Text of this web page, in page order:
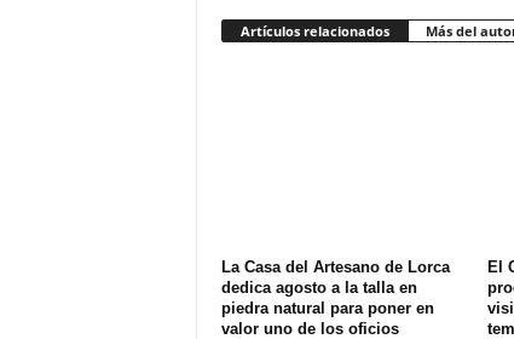
Artículos relacionados Más del
La Casa del Artesano de Lorca
dedica agosto a la talla en
piedra natural para poner en
valor uno de los oficios
El